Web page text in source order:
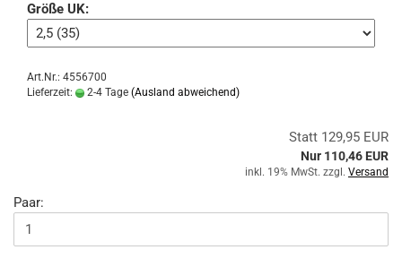
Größe UK:
Art.Nr.: 4556700
Lieferzeit:
2-4 Tage (Ausland abweichend)
Statt 129,95 EUR
Nur 110,46 EUR
inkl. 19% MwSt. zzgl. Versand
Paar: